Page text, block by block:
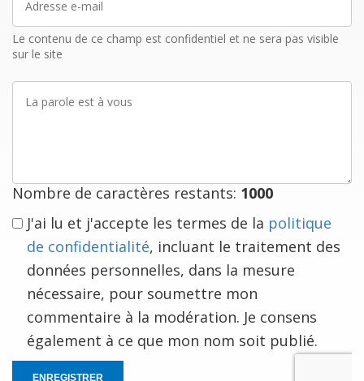
mail
Le contenu de ce champ est confidentiel et ne sera pas visible
sur le site
parole
Nombre de caractères restants: 1000
J'ai lu et j'accepte les termes de la politique
de confidentialité, incluant le traitement des
données personnelles, dans la mesure
nécessaire, pour soumettre mon
commentaire à la modération. Je consens
également à ce que mon nom soit publié.
ENREGISTRER